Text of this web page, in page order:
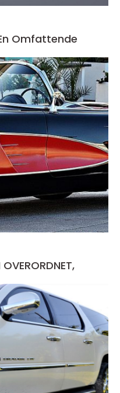
Omfattende